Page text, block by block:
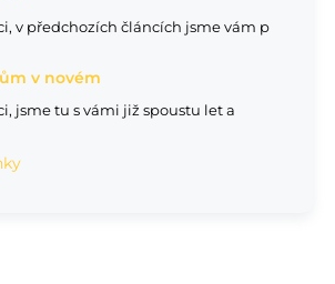
v předchozích článcích jsme vám p
v novém
jsme tu s vámi již spoustu let a